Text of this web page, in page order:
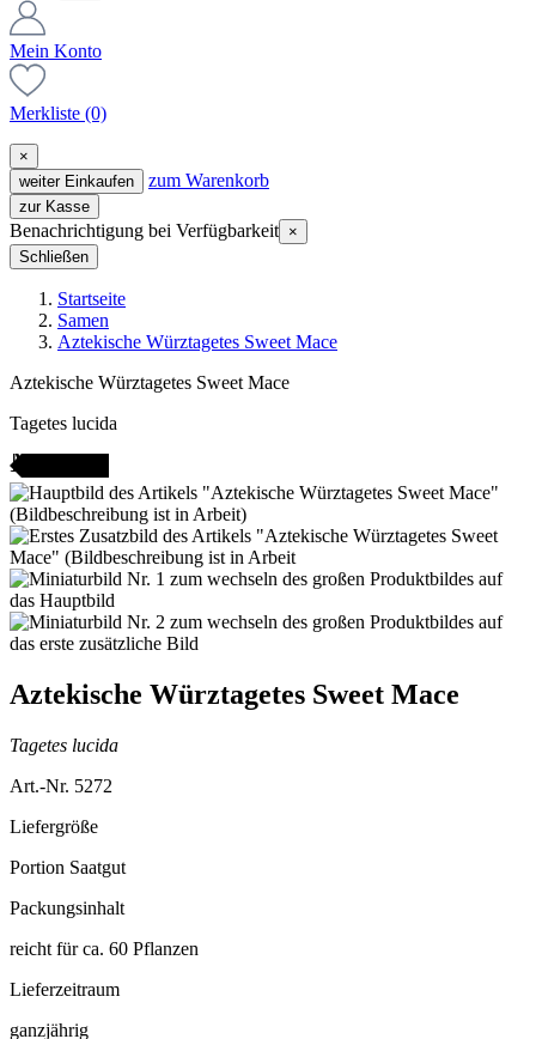
Mein Konto
Merkliste (0)
×
weiter Einkaufen
zum Warenkorb
zur Kasse
Benachrichtigung bei Verfügbarkeit ×
Schließen
Startseite
Samen
Aztekische Würztagetes Sweet Mace
Aztekische Würztagetes Sweet Mace
Tagetes lucida
Aztekische Würztagetes Sweet Mace
Tagetes lucida
Art.-Nr. 5272
Liefergröße
Portion Saatgut
Packungsinhalt
reicht für ca. 60 Pflanzen
Lieferzeitraum
ganzjährig